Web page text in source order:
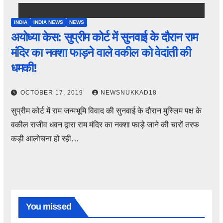
INDIA INDIA NEWS NEWS
अयोध्या केस: सुप्रीम कोर्ट में सुनवाई के दौरान राम
मंदिर का नक्शा फाड़ने वाले वकील को वेदांती की
धमकी!
OCTOBER 17, 2019 NEWSNUKKAD18
सुप्रीम कोर्ट में राम जन्मभूमि विवाद की सुनवाई के दौरान मुस्लिम पक्ष के
वकील राजीव धवन द्वारा राम मंदिर का नक्शा फाड़े जाने की चारों तरफ
कड़ी आलोचना हो रही…
You missed